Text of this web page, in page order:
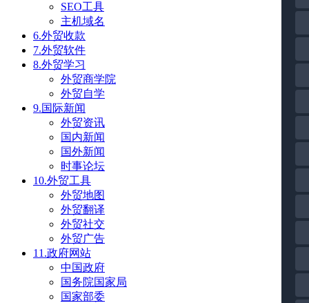
SEO工具
主机域名
6.外贸收款
7.外贸软件
8.外贸学习
外贸商学院
外贸自学
9.国际新闻
外贸资讯
国内新闻
国外新闻
时事论坛
10.外贸工具
外贸地图
外贸翻译
外贸社交
外贸广告
11.政府网站
中国政府
国务院国家局
国家部委